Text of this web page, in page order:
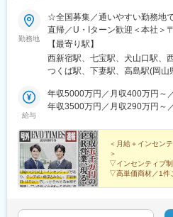
勤務地
☆全国募集／通いやすい勤務地
直帰／U・Iターン歓迎＜本社＞
丁目1番1号 住友不動産新宿フ
勤はありません。■その他勤務
ト先やご希望の全国
【最寄り駅】
西新宿駅、七宝駅、犬山口駅、
つくば駅、下妻駅、高島駅(岡山
くりこま高原駅、長町一丁目駅
青谷駅、天ケ瀬駅、有佐駅、吉
西町駅、具同駅、浜崎駅、朝霞
駅(三重県)、三瀬谷駅、南鳥海
駅(滋賀県)、堅田駅、近江長岡
鴨宮駅、三沢駅(青森県)、板柳
Ｒいしかわ鉄道線)、九重駅、
作駅、和泉多摩川駅、井荻駅、
給与
年収5000万円／月収400万円～
年収3500万円／月収290万円～
＜月給＋インセン
＞
▽インセンティブ
▽高単価商材／1件